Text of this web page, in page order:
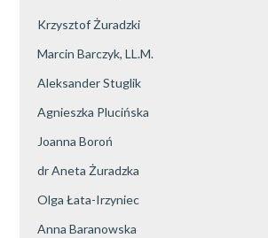
Krzysztof Żuradzki
Marcin Barczyk, LL.M.
Aleksander Stuglik
Agnieszka Plucińska
Joanna Boroń
dr Aneta Żuradzka
Olga Łata-Irzyniec
Anna Baranowska